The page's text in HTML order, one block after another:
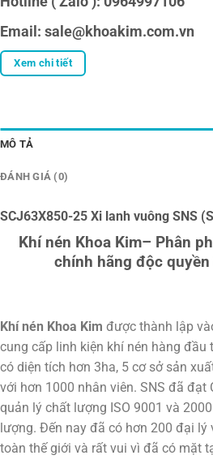
Email: sale@khoakim.com.vn
Xem chi tiết
MÔ TẢ
ĐÁNH GIÁ (0)
SCJ63X850-25 Xi lanh vuông SNS
Khí nén Khoa Kim– Phân
chính hãng độc quyền
Khí nén Khoa Kim được thành lập
cung cấp linh kiện khí nén hàng đầu
có diện tích hơn 3ha, 5 cơ sở sản
với hơn 1000 nhân viên. SNS đã đạt
quản lý chất lượng ISO 9001 và
lượng. Đến nay đã có hơn 200 đại lý
toàn thế giới và rất vui vì đã có mặt